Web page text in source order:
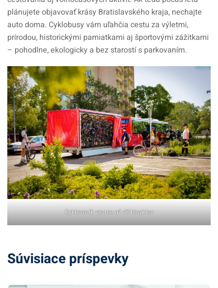
plánujete objavovať krásy Bratislavského kraja, nechajte
auto doma. Cyklobusy vám uľahčia cestu za výletmi,
prírodou, historickými pamiatkami aj športovými zážitkami
– pohodlne, ekologicky a bez starostí s parkovaním.
Cyklovozík vezme až 40 bicyklov
Súvisiace príspevky